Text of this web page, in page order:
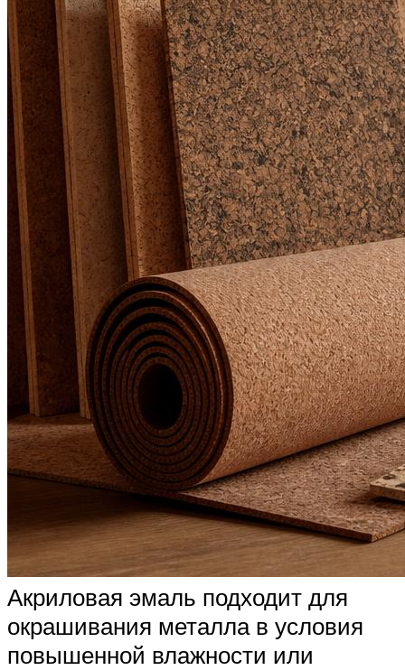
Акриловая эмаль подходит для
окрашивания металла в условия
повышенной влажности или